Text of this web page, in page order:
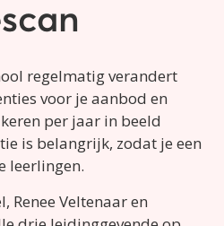
regelmatig verandert
voor je aanbod en
per jaar in beeld
is belangrijk, zodat je een
leerlingen.
Renee Veltenaar en